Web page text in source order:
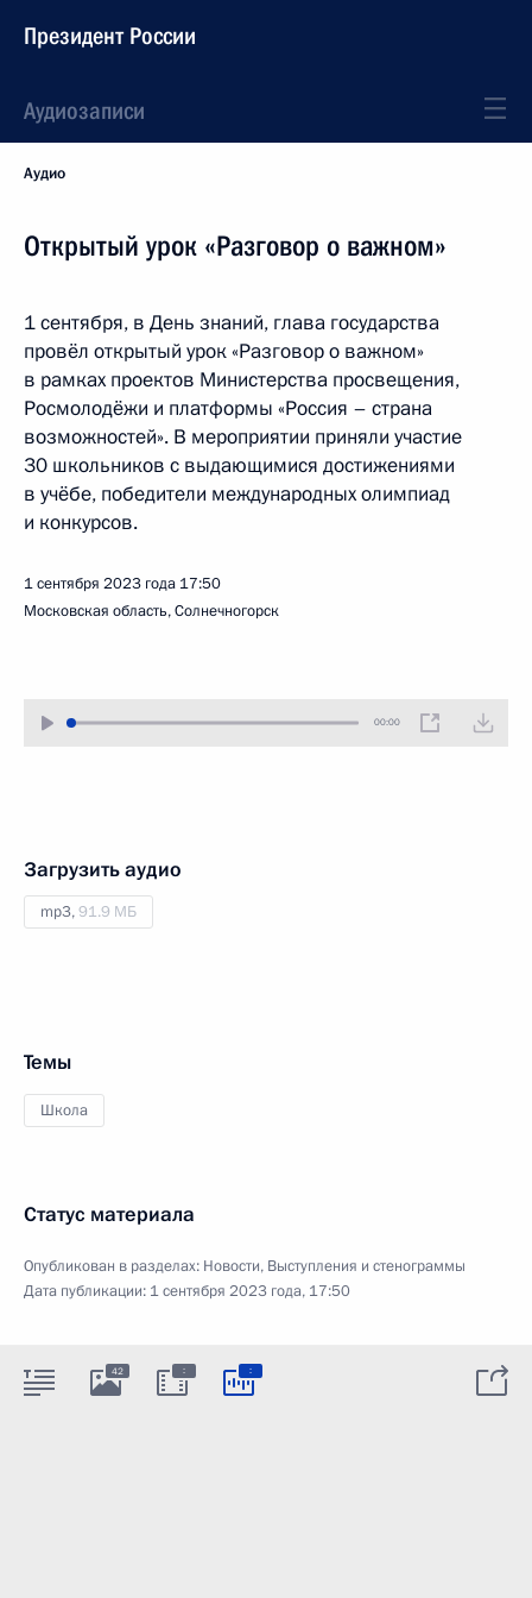
Президент России
Аудиозаписи
Аудио
Открытый урок «Разговор о важном»
1 сентября, в День знаний, глава государства
провёл открытый урок «Разговор о важном»
в рамках проектов Министерства просвещения,
Росмолодёжи и платформы «Россия – страна
возможностей». В мероприятии приняли участие
30 школьников с выдающимися достижениями
в учёбе, победители международных олимпиад
и конкурсов.
1 сентября 2023 года 17:50
Московская область, Солнечногорск
00:00
Загрузить аудио
mp3,91.9 МБ
Темы
Школа
Статус материала
Опубликован в разделах: Новости, Выступления и стенограммы
Дата публикации: 1 сентября 2023 года, 17:50
42 : :